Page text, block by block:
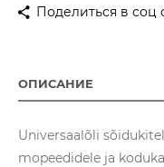
Поделиться в соц
ОПИСАНИЕ
Universaalõli
mopeedidele ja